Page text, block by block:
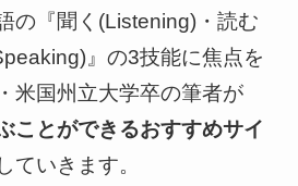
の『聞く(Listening)・読む
』の3技能に焦点を
米国州立大学卒の筆者が
ことができるおすすめサイ
ていきます。